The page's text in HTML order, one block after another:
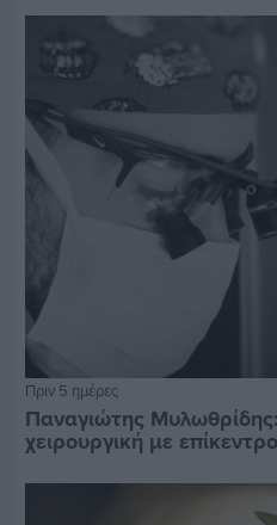
Πριν 5 ημέρες
Παναγιώτης
χειρουργική με